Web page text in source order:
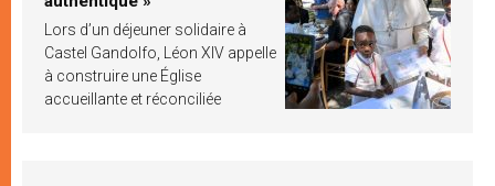
Lors d’un déjeuner solidaire à
Castel Gandolfo, Léon XIV appelle
à construire une Église
accueillante et réconciliée